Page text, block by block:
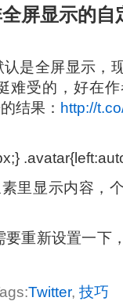
屏显示的自
是全屏显示，
难受的，好在
结果： http://
里显示内容，
重新设置一下
Twitter, 技巧